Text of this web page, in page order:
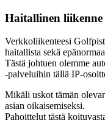
Haitallinen liikenne
Verkkoliikenteesi
haitallista sekä
Tästä johtuen olemme
-palveluihin tällä IP-
Mikäli uskot tämän
asian oikaisemiseksi.
Pahoittelut tästä